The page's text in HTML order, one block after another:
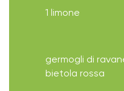
1 limone
germogli di
bietola rossa